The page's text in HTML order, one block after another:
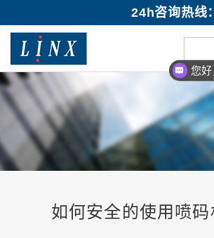
24h咨询热线
如何安全的使用喷码